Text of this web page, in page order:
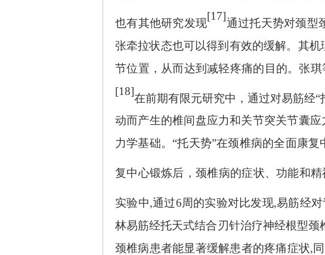
也有其他研究发现
[17]
通过托天势对颈型
张牵拉状态也可以得到有效的缓解。其
节位置，从而达到减轻疼痛的目的。张琪
[18]
在前期有限元研究中，通过对易筋经“
动而产生的椎间盘应力和关节突关节囊
力学基础。“托天势”在颈椎病的全面康
复中心锻炼后，颈椎病的症状、功能和
实验中,通过6周的实验对比发现,易筋经
林易筋经托天式结合刃针治疗神经根型颈
颈椎病患者能显著缓解患者的疼痛症状,